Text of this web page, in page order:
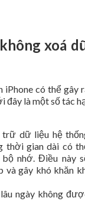
xoá
iPhone có thể gây
đây là một số tác
trữ dữ liệu hệ
thời gian dài có
nhớ. Điều này
và gây khó khăn
ngày không